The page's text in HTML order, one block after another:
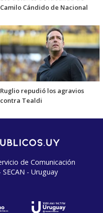
Camilo Cándido de Nacional
Ruglio repudió los agravios
contra Tealdi
de Comunicación
- Uruguay